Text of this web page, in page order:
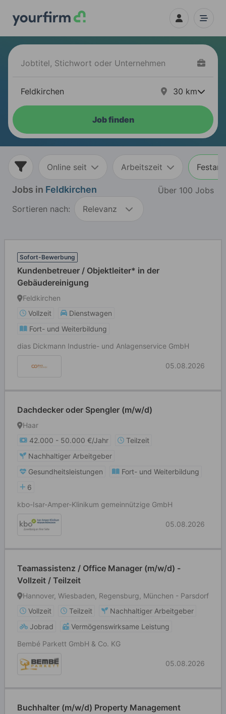
30 km
Job finden
Online seit Arbeitszeit
Jobs in Feldkirchen
Über 100 Jobs
Sortieren nach:
Relevanz
Sofort-Bewerbung
Kundenbetreuer / Objektleiter* in der
Gebäudereinigung
Feldkirchen
Vollzeit
Dienstwagen
Fort- und Weiterbildung
dias Dickmann Industrie- und Anlagenservice GmbH
05.08.2026
Dachdecker oder Spengler (m/w/d)
Haar
42.000 - 50.000 €/Jahr
Teilzeit
Nachhaltiger Arbeitgeber
Gesundheitsleistungen
Fort- und Weiterbildung
6
kbo-Isar-Amper-Klinikum gemeinnützige GmbH
05.08.2026
Teamassistenz / Office Manager (m/w/d) -
Vollzeit / Teilzeit
Hannover, Wiesbaden, Regensburg, München - Parsdorf
Vollzeit
Teilzeit
Nachhaltiger Arbeitgeber
Jobrad
Vermögenswirksame Leistung
Bembé Parkett GmbH & Co. KG
05.08.2026
Buchhalter (m/w/d) Property Management